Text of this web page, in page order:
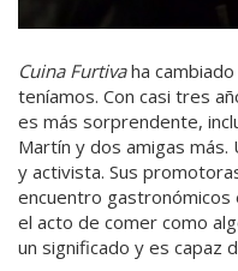
Cuina Furtivaha
teníamos. Con casi tres
es más sorprendente,
Martín y dos amigas más.
y activista. Sus
encuentro gastronómicos
el acto de comer como
un significado y es capaz